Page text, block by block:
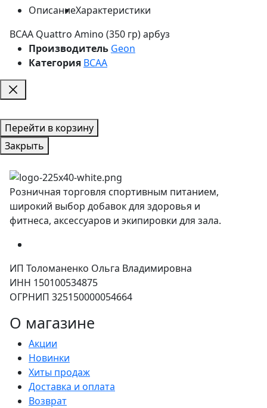
ОписаниеХарактеристики
BCAA Quattro Amino (350 гр) арбуз
Производитель Geon
Категория BCAA
Перейти в корзину
Закрыть
Розничная торговля спортивным питанием,
широкий выбор добавок для здоровья и
фитнеса, аксессуаров и экипировки для зала.
ИП Толоманенко Ольга Владимировна
ИНН 150100534875
ОГРНИП 325150000054664
О магазине
Акции
Новинки
Хиты продаж
Доставка и оплата
Возврат